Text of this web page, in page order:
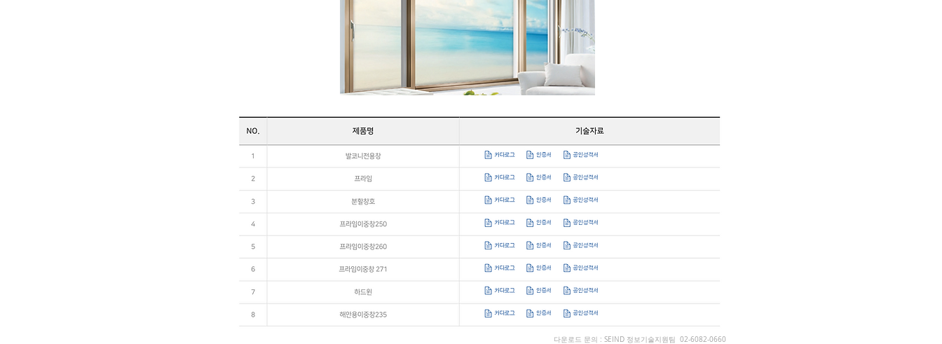
다운로드 문의 : SEIND 정보기술지원팀 02-6082-0660